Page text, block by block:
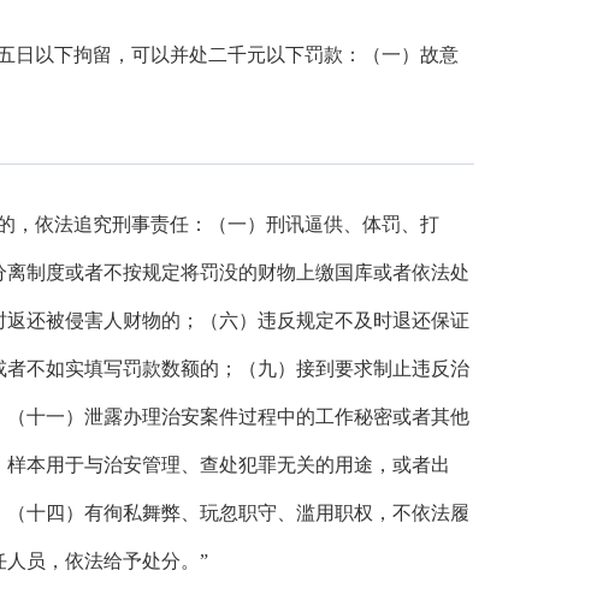
日以下拘留，可以并处二千元以下罚款：（一）故意
，依法追究刑事责任：（一）刑讯逼供、体罚、打
制度或者不按规定将罚没的财物上缴国库或者依法处
还被侵害人财物的；（六）违反规定不及时退还保证
不如实填写罚款数额的；（九）接到要求制止违反治
十一）泄露办理治安案件过程中的工作秘密或者其他
本用于与治安管理、查处犯罪无关的用途，或者出
十四）有徇私舞弊、玩忽职守、滥用职权，不依法履
员，依法给予处分。”